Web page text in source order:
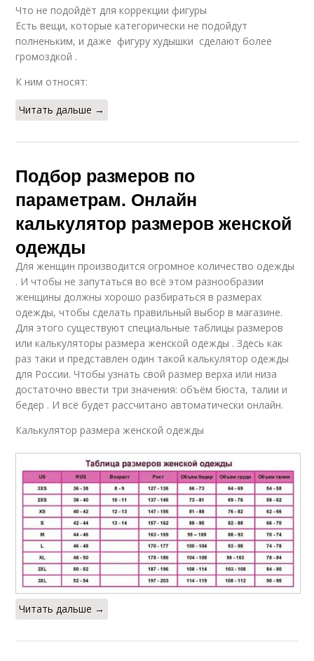
Что не подойдёт для коррекции фигуры
Есть вещи, которые категорически не подойдут
полненьким, и даже фигуру худышки сделают более
громоздкой .
К ним относят:
Читать дальше →
Подбор размеров по
параметрам. Онлайн
калькулятор размеров женской
одежды
Для женщин производится огромное количество одежды
. И чтобы не запутаться во всё этом разнообразии
женщины должны хорошо разбираться в размерах
одежды, чтобы сделать правильный выбор в магазине.
Для этого существуют специальные таблицы размеров
или калькуляторы размера женской одежды . Здесь как
раз таки и представлен один такой калькулятор одежды
для России. Чтобы узнать свой размер верха или низа
достаточно ввести три значения: объём бюста, талии и
бедер . И всё будет рассчитано автоматически онлайн.
Калькулятор размера женской одежды
Читать дальше →